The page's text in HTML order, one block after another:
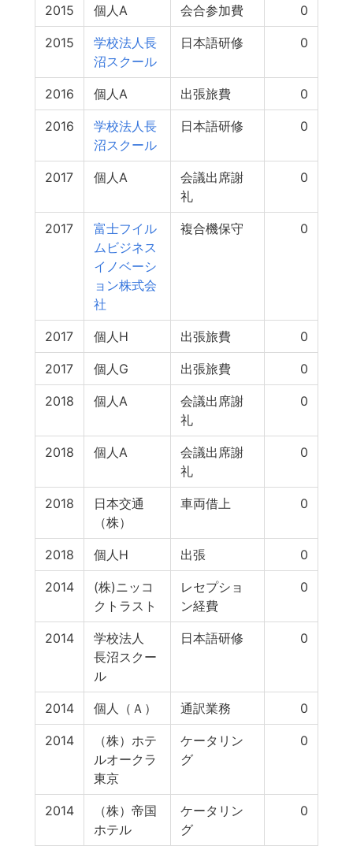
2015 個人A 会合参加費 0
2015
学校法人長
沼スクール
日本語研修 0
2016 個人A 出張旅費 0
2016
学校法人長
沼スクール
日本語研修 0
2017 個人A
会議出席謝
礼
0
2017
富士フイル
ムビジネス
イノベーシ
ョン株式会
社
複合機保守 0
2017 個人H 出張旅費 0
2017 個人G 出張旅費 0
2018 個人A
会議出席謝
礼
0
2018 個人A
会議出席謝
礼
0
2018
日本交通
（株）
車両借上 0
2018 個人H 出張 0
2014
(株)ニッコ
クトラスト
レセプショ
ン経費
0
2014
学校法人
長沼スクー
ル
日本語研修 0
2014 個人（Ａ） 通訳業務 0
2014
（株）ホテ
ルオークラ
東京
ケータリン
グ
0
2014
（株）帝国
ホテル
ケータリン
グ
0